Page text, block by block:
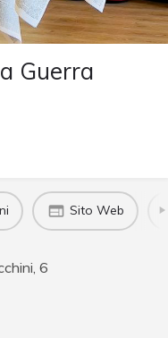
Guerra
Sito Web
6